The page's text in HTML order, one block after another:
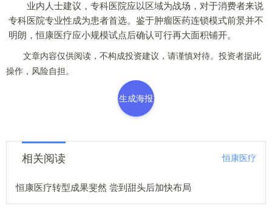
业内人士建议，专科医院应以区域为战场，对于消费者来说
专科医院专业性成为患者首选。鉴于肿瘤医药连锁模式前景并不
明朗，恒康医疗应小规模试点后确认可行再大面积铺开。
文章内容仅供阅读，不构成投资建议，请谨慎对待。投资者据此
操作，风险自担。
生成海报
相关阅读 恒康医疗
恒康医疗转型成果斐然 尝到甜头后加快布局